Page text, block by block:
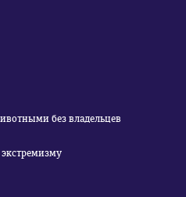
без владельцев